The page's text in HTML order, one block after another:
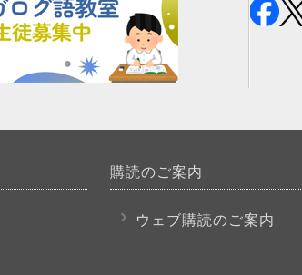
購読のご案内
ウェブ購読のご案内